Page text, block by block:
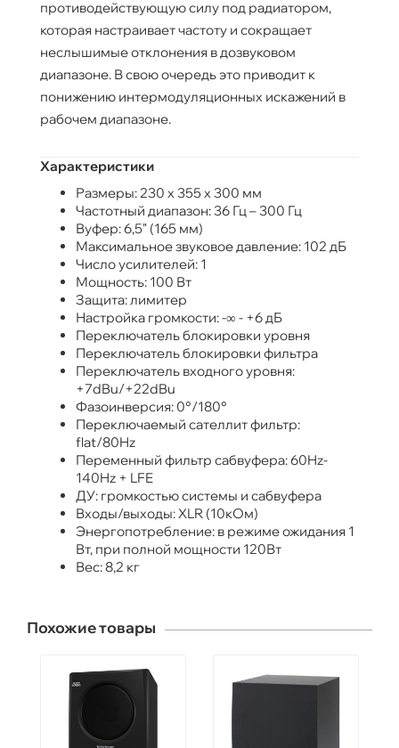
противодействующую силу под радиатором,
которая настраивает частоту и сокращает
неслышимые отклонения в дозвуковом
диапазоне. В свою очередь это приводит к
понижению интермодуляционных искажений в
рабочем диапазоне.
Характеристики
Размеры: 230 х 355 х 300 мм
Частотный диапазон: 36 Гц – 300 Гц
Вуфер: 6,5" (165 мм)
Максимальное звуковое давление: 102 дБ
Число усилителей: 1
Мощность: 100 Вт
Защита: лимитер
Настройка громкости: -∞ - +6 дБ
Переключатель блокировки уровня
Переключатель блокировки фильтра
Переключатель входного уровня:
+7dBu/+22dBu
Фазоинверсия: 0°/180°
Переключаемый сателлит фильтр:
flat/80Hz
Переменный фильтр сабвуфера: 60Hz-
140Hz + LFE
ДУ: громкостью системы и сабвуфера
Входы/выходы: XLR (10кОм)
Энергопотребление: в режиме ожидания 1
Вт, при полной мощности 120Вт
Вес: 8,2 кг
Похожие товары